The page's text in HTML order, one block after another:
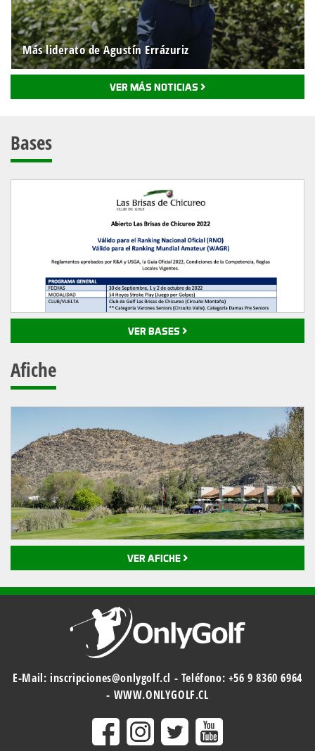
Más liderato de Agustín Errázuriz
VER MÁS NOTICIAS
Bases
VER BASES
Afiche
VER AFICHE
E-Mail: inscripciones@onlygolf.cl - Teléfono: +56 9 8360 6964
- WWW.ONLYGOLF.CL